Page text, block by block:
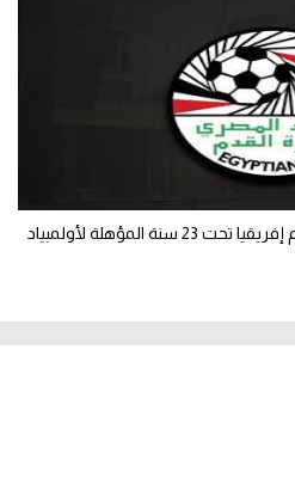
مصر تتقدم بطلب لاستضافة أمم إفريقيا تحت 23 سنة المؤهلة لأولمبياد